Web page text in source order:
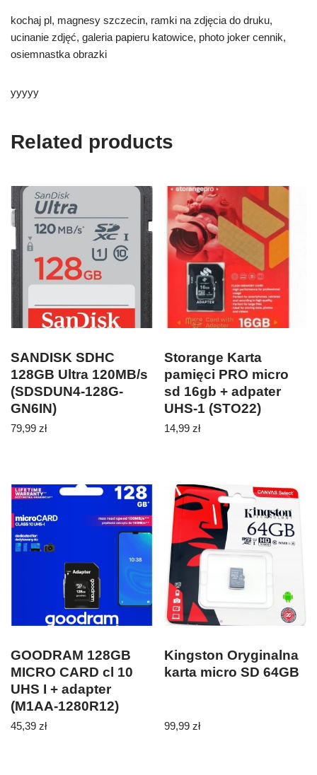
kochaj pl, magnesy szczecin, ramki na zdjęcia do druku,
ucinanie zdjęć, galeria papieru katowice, photo joker cennik,
osiemnastka obrazki
yyyyy
Related products
SANDISK SDHC
128GB Ultra 120MB/s
(SDSDUN4-128G-
GN6IN)
79,99 zł
Storange Karta
pamięci PRO micro
sd 16gb + adpater
UHS-1 (STO22)
14,99zł
GOODRAM 128GB
MICRO CARD cl 10
UHS I + adapter
(M1AA-1280R12)
45,39 zł
Kingston Oryginalna
karta micro SD 64GB
99,99zł